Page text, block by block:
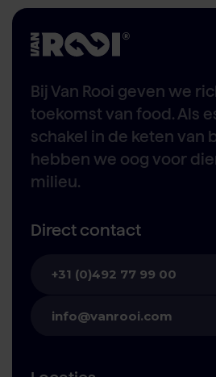
Bij Van Rooi geven we
toekomst van food. Als
schakel in de keten van
hebben we oog voor
milieu.
Direct contact
+31 (0)492 77 99 00
info@vanrooi.com